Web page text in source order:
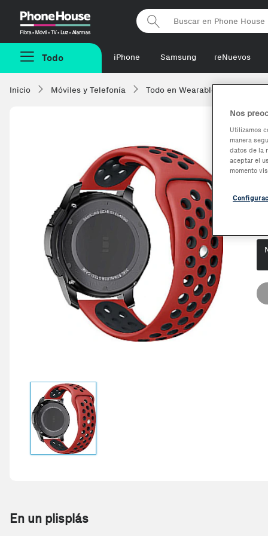
Phonehouse
Todo iPhone Samsung reNuevos
Inicio Móviles y Telefonía Todo en Wearables
En un plisplás
Nos
Utilizamos
manera
datos de la
aceptar el
momento